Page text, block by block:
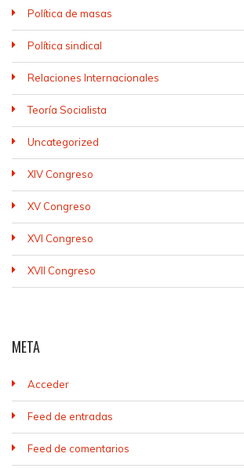
Política de masas
Política sindical
Relaciones Internacionales
Teoría Socialista
Uncategorized
XIV Congreso
XV Congreso
XVI Congreso
XVII Congreso
META
Acceder
Feed de entradas
Feed de comentarios